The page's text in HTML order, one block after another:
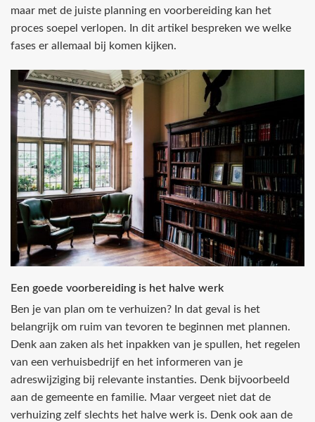
maar met de juiste planning en voorbereiding kan het
proces soepel verlopen. In dit artikel bespreken we welke
fases er allemaal bij komen kijken.
Een goede voorbereiding is het halve werk
Ben je van plan om te verhuizen? In dat geval is het
belangrijk om ruim van tevoren te beginnen met plannen.
Denk aan zaken als het inpakken van je spullen, het regelen
van een verhuisbedrijf en het informeren van je
adreswijziging bij relevante instanties. Denk bijvoorbeeld
aan de gemeente en familie. Maar vergeet niet dat de
verhuizing zelf slechts het halve werk is. Denk ook aan de